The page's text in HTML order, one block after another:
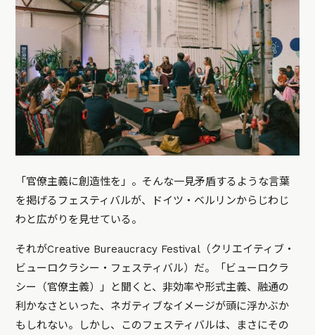
「官僚主義に創造性を」。そんな一見矛盾するような言葉
を掲げるフェスティバルが、ドイツ・ベルリンからじわじ
わと広がりを見せている。
それがCreative Bureaucracy Festival（クリエイティブ・
ビューロクラシー・フェスティバル）だ。「ビューロクラ
シー（官僚主義）」と聞くと、非効率や形式主義、融通の
利かなさといった、ネガティブなイメージが頭に浮かぶか
もしれない。しかし、このフェスティバルは、まさにその